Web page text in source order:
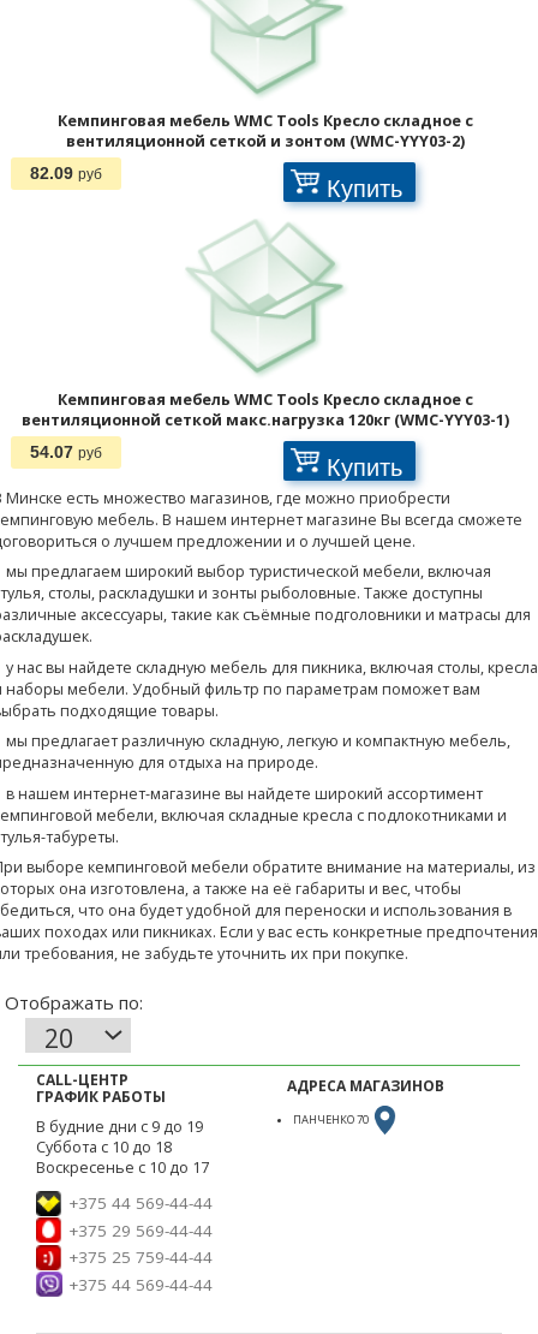
Кемпинговая мебель WMC Tools Кресло складное с
вентиляционной сеткой и зонтом (WMC-YYY03-2)
82.09 руб Купить
Кемпинговая мебель WMC Tools Кресло складное с
вентиляционной сеткой макс.нагрузка 120кг (WMC-YYY03-1)
54.07 руб Купить
Минске есть множество магазинов, где можно приобрести
мебель. В нашем интернет магазине Вы всегда сможете
о лучшем предложении и о лучшей цене.
мы предлагаем широкий выбор туристической мебели, включая
столы, раскладушки и зонты рыболовные. Также доступны
аксессуары, такие как съёмные подголовники и матрасы для
у нас вы найдете складную мебель для пикника, включая столы, кресла
наборы мебели. Удобный фильтр по параметрам поможет вам
подходящие товары.
мы предлагает различную складную, легкую и компактную мебель,
для отдыха на природе.
в нашем интернет-магазине вы найдете широкий ассортимент
мебели, включая складные кресла с подлокотниками и
табуреты.
выборе кемпинговой мебели обратите внимание на материалы, из
она изготовлена, а также на её габариты и вес, чтобы
что она будет удобной для переноски и использования в
походах или пикниках. Если у вас есть конкретные предпочтения
требования, не забудьте уточнить их при покупке.
CALL-ЦЕНТР
ГРАФИК РАБОТЫ
В будние дни с 9 до 19
Суббота с 10 до 18
Воскресенье с 10 до 17
+375 44 569-44-44
+375 29 569-44-44
+375 25 759-44-44
+375 44 569-44-44
АДРЕСА МАГАЗИНОВ
ПАНЧЕНКО 70